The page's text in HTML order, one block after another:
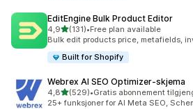
EditEngine Bulk Product Editor
4,9av 5 stjerner
(131)
Totalt 131 omtaler
•Free plan available
Bulk edit products price, metafields,
Built for Shopify
Webrex AI SEO Optimizer‑skjema
4,8av 5 stjerner
(529)
Totalt 529 omtaler
•Gratis abonnement
25+ funksjoner for AI Meta SEO,